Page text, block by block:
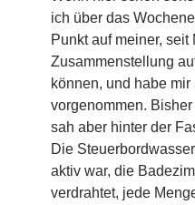
ich über das
Punkt auf meiner,
Zusammenstellung
können, und habe
vorgenommen.
sah aber hinter der
Die
aktiv war, die
verdrahtet, jede